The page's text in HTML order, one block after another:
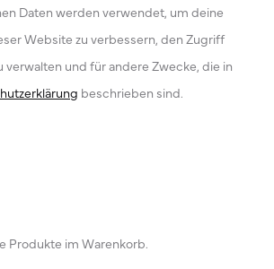
Daten werden verwendet, um deine
Website zu verbessern, den Zugriff
verwalten und für andere Zwecke, die in
beschrieben sind.
Produkte im Warenkorb.